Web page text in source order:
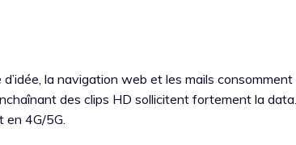
la navigation web et les mails
des clips HD sollicitent fortement la
en 4G/5G.